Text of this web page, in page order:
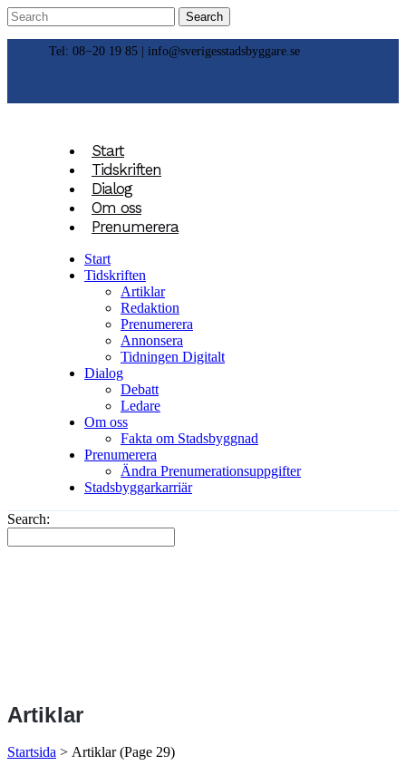
Tel: 08−20 19 85 | info@sverigesstadsbyggare.se
Start
Tidskriften
Dialog
Om oss
Prenumerera
Start
Tidskriften
Artiklar
Redaktion
Prenumerera
Annonsera
Tidningen Digitalt
Dialog
Debatt
Ledare
Om oss
Fakta om Stadsbyggnad
Prenumerera
Ändra Prenumerationsuppgifter
Stadsbyggarkarriär
Search:
Artiklar
Startsida > Artiklar(Page 29)